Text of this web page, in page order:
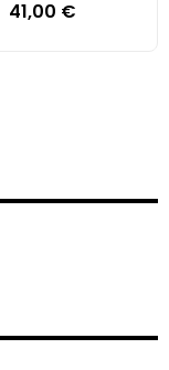
41,00 €